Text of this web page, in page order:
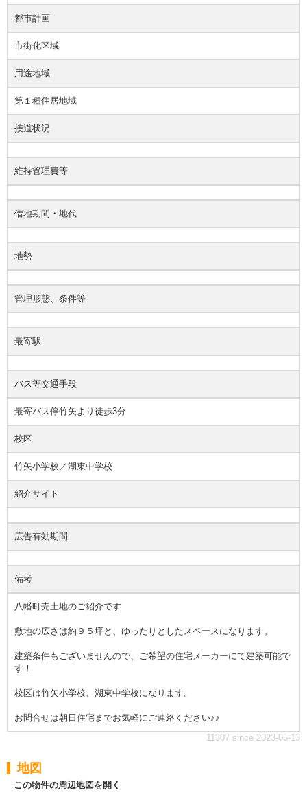
都市計画
市街化区域
用途地域
第１種住居地域
接道状況
維持管理費等
借地期間・地代
地勢
管理形態、条件等
最寄駅
バス等交通手段
最寄バス停竹矢より徒歩3分
校区
竹矢小学校／湖東中学校
紹介サイト
広告有効期間
備考
八幡町売土地のご紹介です
敷地の広さは約９５坪と、ゆったりとしたスペースになります。
建築条件もございませんので、ご希望の住宅メーカーにて建築可能で
す！
校区は竹矢小学校、湖東中学校になります。
お問合せは朝日住宅までお気軽にご連絡ください♪♪
11307 since 2023-05-13
地図
この物件の周辺地図を開く